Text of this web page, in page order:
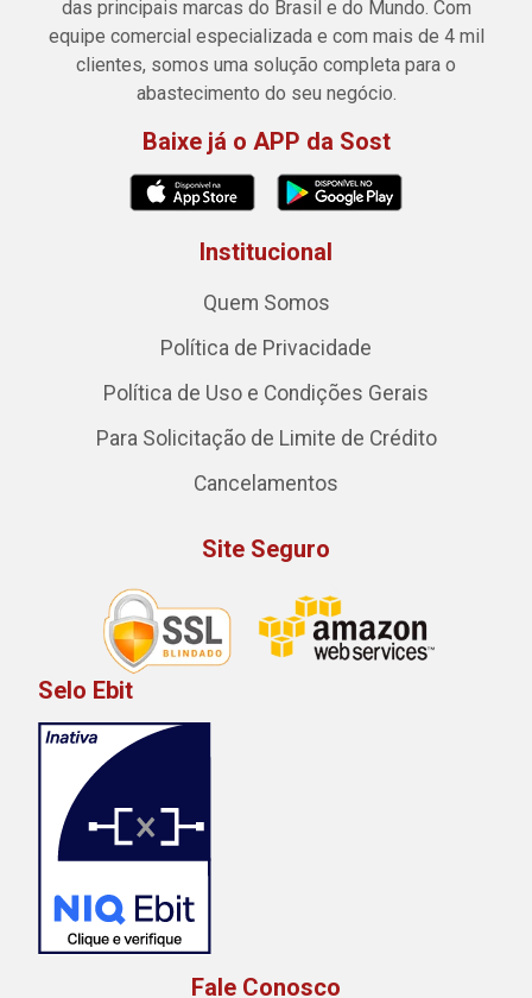
das principais marcas do Brasil e do Mundo. Com
equipe comercial especializada e com mais de 4 mil
clientes, somos uma solução completa para o
abastecimento do seu negócio.
Baixe já o APP da Sost
Institucional
Quem Somos
Política de Privacidade
Política de Uso e Condições Gerais
Para Solicitação de Limite de Crédito
Cancelamentos
Site Seguro
Selo Ebit
Fale Conosco